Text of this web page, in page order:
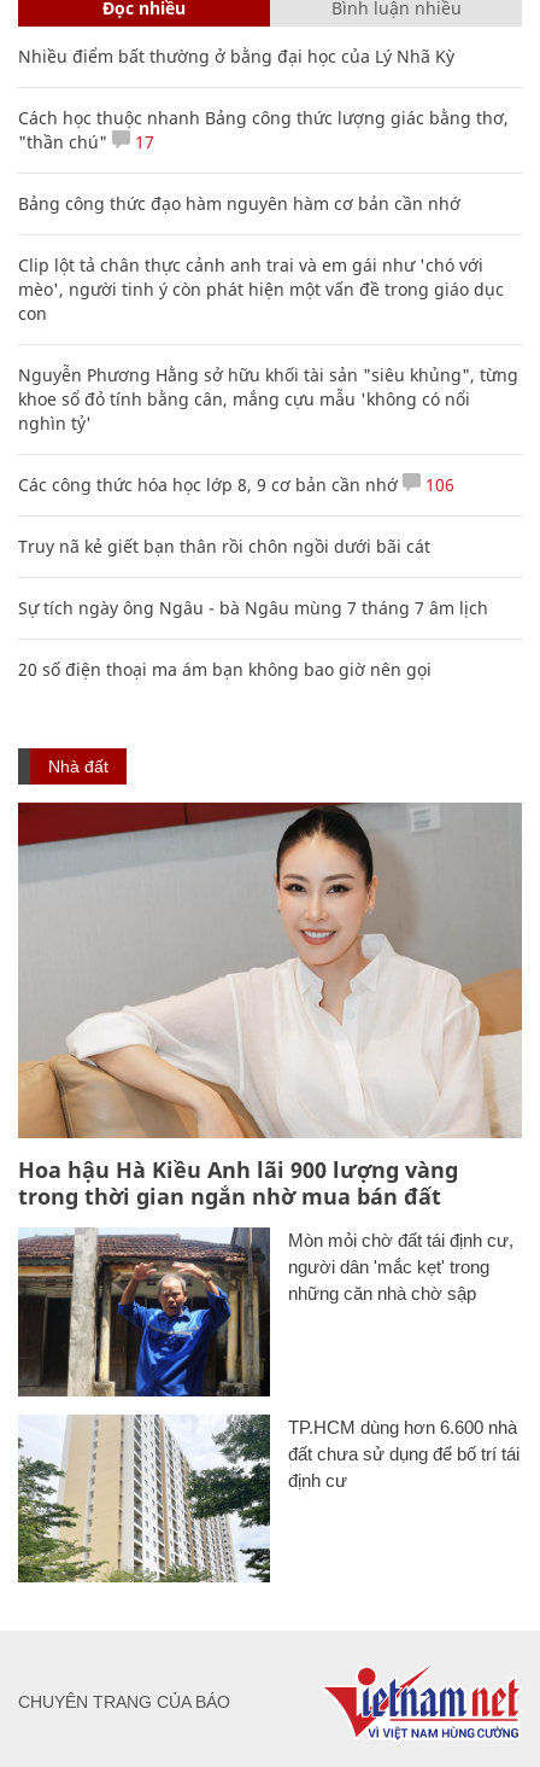
Đọc nhiều Bình luận nhiều
Nhiều điểm bất thường ở bằng đại học của Lý Nhã Kỳ
Cách học thuộc nhanh Bảng công thức lượng giác bằng thơ,
"thần chú"
17
Bảng công thức đạo hàm nguyên hàm cơ bản cần nhớ
Clip lột tả chân thực cảnh anh trai và em gái như 'chó với
mèo', người tinh ý còn phát hiện một vấn đề trong giáo dục
con
Nguyễn Phương Hằng sở hữu khối tài sản "siêu khủng", từng
khoe sổ đỏ tính bằng cân, mắng cựu mẫu 'không có nổi
nghìn tỷ'
Các công thức hóa học lớp 8, 9 cơ bản cần nhớ 106
Truy nã kẻ giết bạn thân rồi chôn ngồi dưới bãi cát
Sự tích ngày ông Ngâu - bà Ngâu mùng 7 tháng 7 âm lịch
20 số điện thoại ma ám bạn không bao giờ nên gọi
Nhà đất
Hoa hậu Hà Kiều Anh lãi 900 lượng vàng
trong thời gian ngắn nhờ mua bán đất
Mòn mỏi chờ đất tái định cư,
người dân 'mắc kẹt' trong
những căn nhà chờ sập
TP.HCM dùng hơn 6.600 nhà
đất chưa sử dụng để bố trí tái
định cư
CHUYÊN TRANG CỦA BÁO